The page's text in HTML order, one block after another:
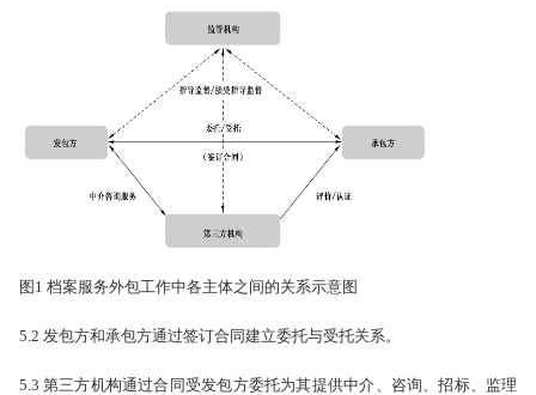
图1 档案服务外包工作中各主体之间的关系示意图
5.2 发包方和承包方通过签订合同建立委托与受托关系。
5.3 第三方机构通过合同受发包方委托为其提供中介、咨询、招标、监理